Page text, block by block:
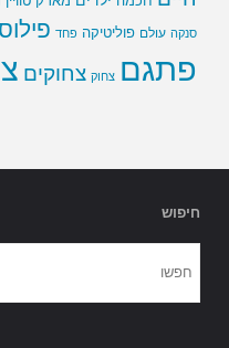
סנקה עולם פוליטיקה פחד
פתגם צחוק צחוקים
חיפוש